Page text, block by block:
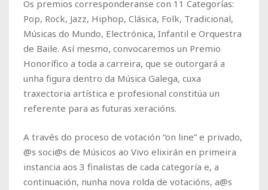
Os premios corresponderanse con 11 Categorías:
Pop, Rock, Jazz, Hiphop, Clásica, Folk, Tradicional,
Músicas do Mundo, Electrónica, Infantil e Orquestra
de Baile. Así mesmo, convocaremos un Premio
Honorífico a toda a carreira, que se outorgará a
unha figura dentro da Música Galega, cuxa
traxectoria artística e profesional constitúa un
referente para as futuras xeracións.
A través do proceso de votación “on line” e privado,
@s soci@s de Músicos ao Vivo elixirán en primeira
instancia aos 3 finalistas de cada categoría e, a
continuación, nunha nova rolda de votacións, a@s